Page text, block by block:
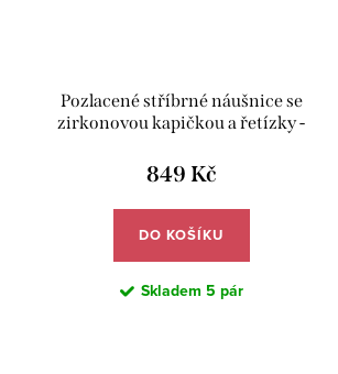
Pozlacené stříbrné náušnice se
zirkonovou kapičkou a řetízky -
849 Kč
DO KOŠÍKU
Skladem 5 pár